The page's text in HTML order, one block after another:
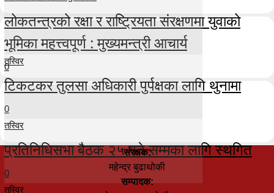
लोकतन्त्रको रक्षा र राष्ट्रियता संरक्षणमा युवाको
भूमिका महत्त्वपूर्ण : मुख्यमन्त्री आचार्य
0
तस्विर
टिकटकर तुलसा अधिकारी पुर्पक्षका लागि थुनामा
0
तस्विर
प्रतिनिधिसभा बैठक २५ गते सम्मका लागि स्थगित
0
तस्विर
संरक्षक:
महेन्द्र बुढाथोकी
सम्पादक: